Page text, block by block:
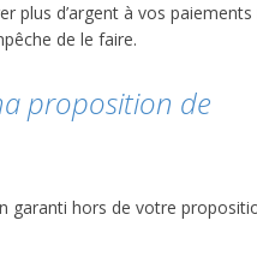
plus d’argent à vos
de le faire.
proposition de
garanti hors de votre